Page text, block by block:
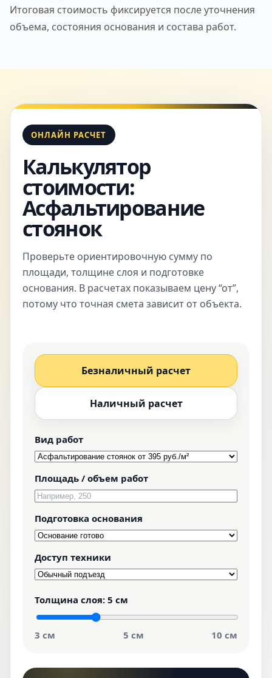
Итоговая стоимость фиксируется после уточнения
объема, состояния основания и состава работ.
ОНЛАЙН РАСЧЕТ
Калькулятор
стоимости:
Асфальтирование
стоянок
Проверьте ориентировочную сумму по
площади, толщине слоя и подготовке
основания. В расчетах показываем цену “от”,
потому что точная смета зависит от объекта.
Безналичный расчет
Наличный расчет
Вид работ
Площадь / объем работ
Подготовка основания
Доступ техники
Толщина слоя: 5 см
3 см 5 см 10 см